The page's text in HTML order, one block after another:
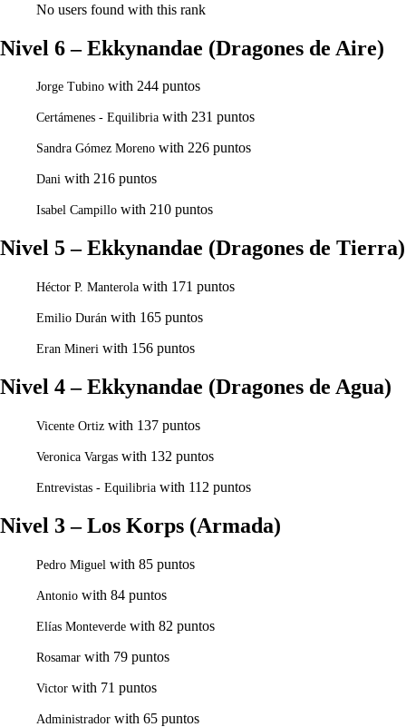
No users found with this rank
Nivel 6 – Ekkynandae (Dragones de Aire)
Jorge Tubino with 244 puntos
Certámenes - Equilibria with 231 puntos
Sandra Gómez Moreno with 226 puntos
Dani with 216 puntos
Isabel Campillo with 210 puntos
Nivel 5 – Ekkynandae (Dragones de Tierra)
Héctor P. Manterola with 171 puntos
Emilio Durán with 165 puntos
Eran Mineri with 156 puntos
Nivel 4 – Ekkynandae (Dragones de Agua)
Vicente Ortiz with 137 puntos
Veronica Vargas with 132 puntos
Entrevistas - Equilibria with 112 puntos
Nivel 3 – Los Korps (Armada)
Pedro Miguel with 85 puntos
Antonio with 84 puntos
Elías Monteverde with 82 puntos
Rosamar with 79 puntos
Victor with 71 puntos
Administrador with 65 puntos